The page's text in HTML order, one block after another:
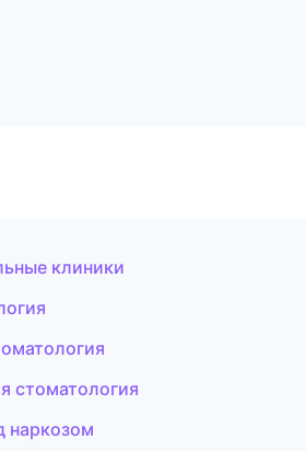
клиники
стоматология
наркозом